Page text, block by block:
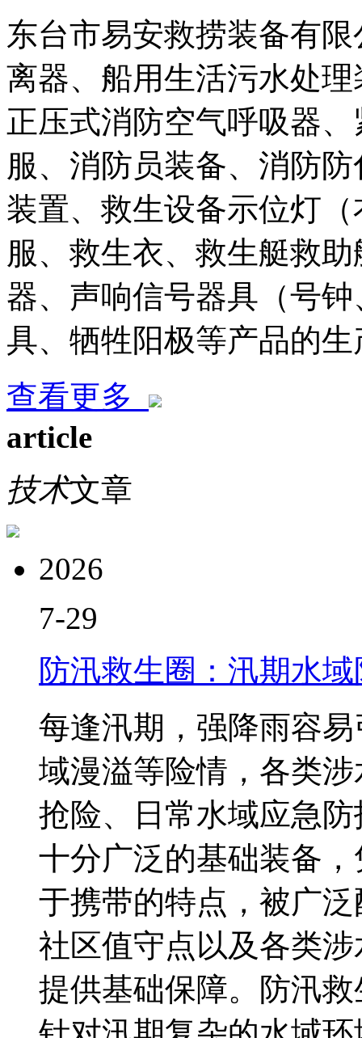
东台市易安救捞装备有
离器、船用生活污水处
正压式消防空气呼吸器
服、消防员装备、消防
装置、救生设备示位灯
服、救生衣、救生艇救
器、声响信号器具（号
具、牺牲阳极等产品的生
查看更多
article
技术文章
2026
7-29
防汛救生圈：汛期水
每逢汛期，强降雨容
域漫溢等险情，各类
抢险、日常水域应急
十分广泛的基础装备
于携带的特点，被广
社区值守点以及各类
提供基础保障。防汛